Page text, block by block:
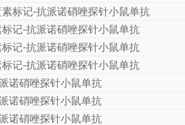
素标记-抗派诺硝唑探针小鼠单抗
标记-抗派诺硝唑探针小鼠单抗
标记-抗派诺硝唑探针小鼠单抗
标记-抗派诺硝唑探针小鼠单抗
诺硝唑探针小鼠单抗
诺硝唑探针小鼠单抗
诺硝唑探针小鼠单抗